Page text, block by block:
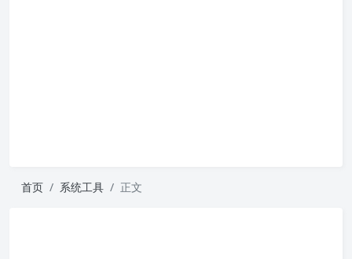
首页 系统工具 正文